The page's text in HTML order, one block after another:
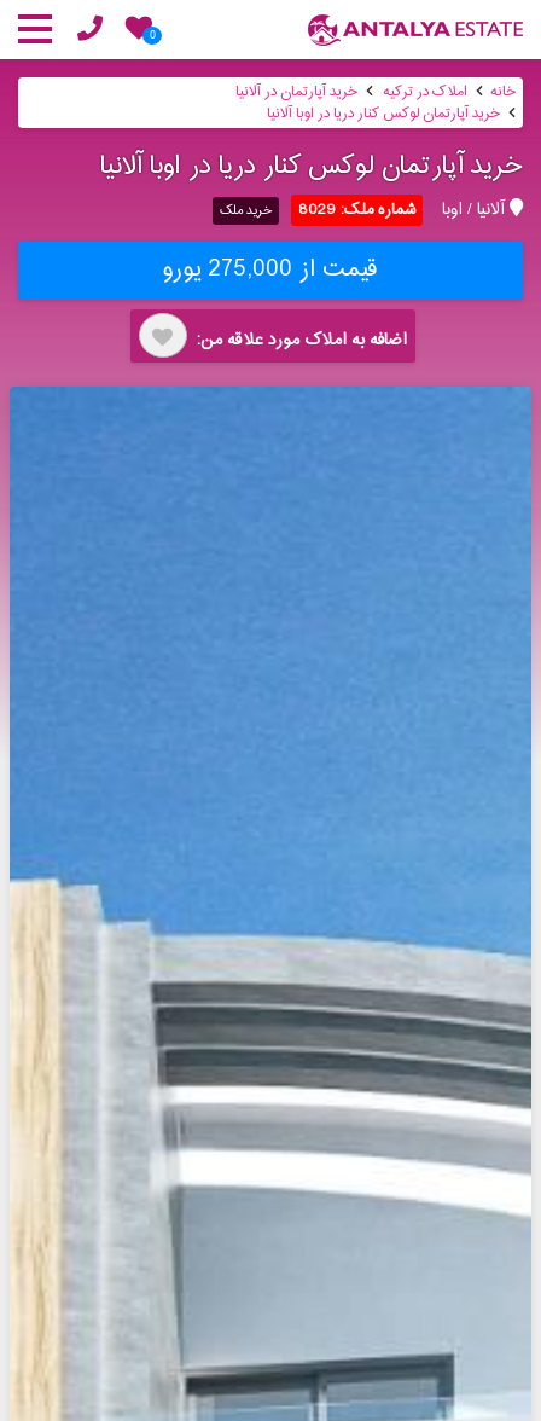
0
خانه املاک در ترکیه
خرید آپارتمان در آلانیا
خرید آپارتمان لوکس کنار دریا در اوبا آلانیا
خرید آپارتمان لوکس کنار دریا در اوبا آلانیا
آلانیا / اوبا شماره ملک: 8029 خرید ملک
قیمت از 275,000 یورو
اضافه به املاک مورد علاقه من: